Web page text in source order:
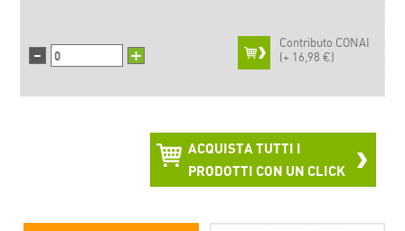
- +
Contributo CONAI
(+ 16,98 €)
ACQUISTA TUTTI I
PRODOTTI CON UN CLICK